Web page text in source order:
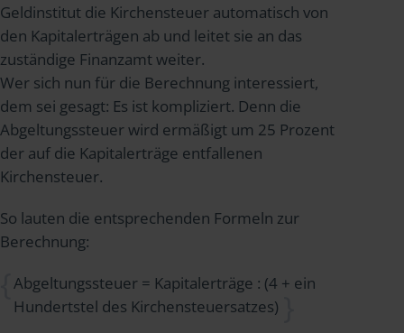
Geldinstitut die Kirchensteuer automatisch von
den Kapitalerträgen ab und leitet sie an das
zuständige Finanzamt weiter.
Wer sich nun für die Berechnung interessiert,
dem sei gesagt: Es ist kompliziert. Denn die
Abgeltungssteuer wird ermäßigt um 25 Prozent
der auf die Kapitalerträge entfallenen
Kirchensteuer.
So lauten die entsprechenden Formeln zur
Berechnung:
Abgeltungssteuer = Kapitalerträge : (4 + ein
Hundertstel des Kirchensteuersatzes)